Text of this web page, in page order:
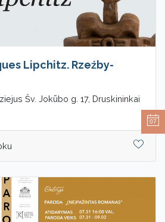
Lipchitz. Rzeźby-
Šv. Jokūbo g. 17, Druskininkai
07